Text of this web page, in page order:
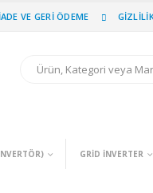
İADE VE GERI ÖDEME
GRID İNVERTER